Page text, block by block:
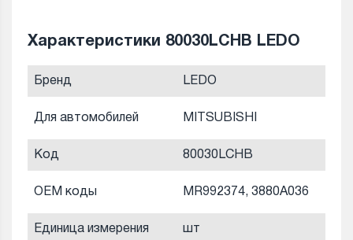
Характеристики 80030LCHB LEDO
Бренд LEDO
Для автомобилей MITSUBISHI
Код 80030LCHB
OEM коды MR992374, 3880A036
Единица измерения шт